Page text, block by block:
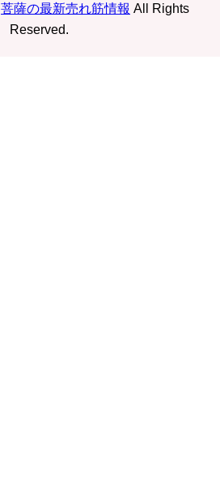
菩薩の最新売れ筋情報 All Rights
Reserved.